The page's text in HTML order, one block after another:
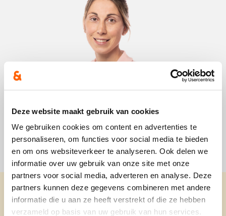
Deze website maakt gebruik van cookies
We gebruiken cookies om content en advertenties te
personaliseren, om functies voor social media te bieden
en om ons websiteverkeer te analyseren. Ook delen we
informatie over uw gebruik van onze site met onze
partners voor social media, adverteren en analyse. Deze
partners kunnen deze gegevens combineren met andere
informatie die u aan ze heeft verstrekt of die ze hebben
verzameld op basis van uw gebruik van hun services.